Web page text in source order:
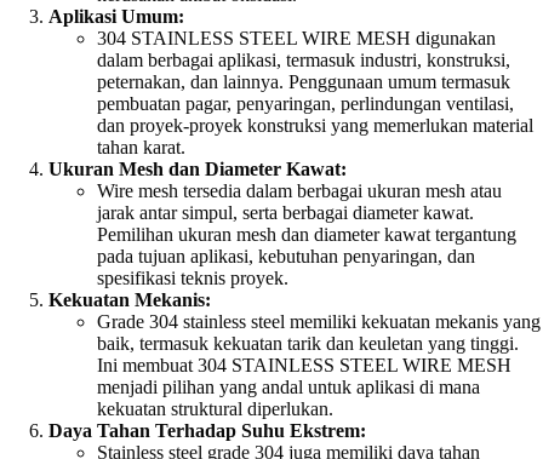
Aplikasi Umum:
304 STAINLESS STEEL WIRE MESH digunakan
dalam berbagai aplikasi, termasuk industri, konstruksi,
peternakan, dan lainnya. Penggunaan umum termasuk
pembuatan pagar, penyaringan, perlindungan ventilasi,
dan proyek-proyek konstruksi yang memerlukan material
tahan karat.
Ukuran Mesh dan Diameter Kawat:
Wire mesh tersedia dalam berbagai ukuran mesh atau
jarak antar simpul, serta berbagai diameter kawat.
Pemilihan ukuran mesh dan diameter kawat tergantung
pada tujuan aplikasi, kebutuhan penyaringan, dan
spesifikasi teknis proyek.
Kekuatan Mekanis:
Grade 304 stainless steel memiliki kekuatan mekanis yang
baik, termasuk kekuatan tarik dan keuletan yang tinggi.
Ini membuat 304 STAINLESS STEEL WIRE MESH
menjadi pilihan yang andal untuk aplikasi di mana
kekuatan struktural diperlukan.
Daya Tahan Terhadap Suhu Ekstrem:
Stainless steel grade 304 juga memiliki daya tahan